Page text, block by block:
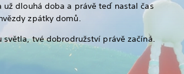
už dlouhá doba a právě teď nastal čas
zpátky domů.
světla, tvé dobrodružství právě začíná.